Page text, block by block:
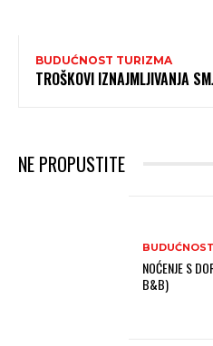
BUDUĆNOST TURIZMA
TROŠKOVI IZNAJMLJIVANJA
NE PROPUSTITE
NOĆENJE S
B&B)